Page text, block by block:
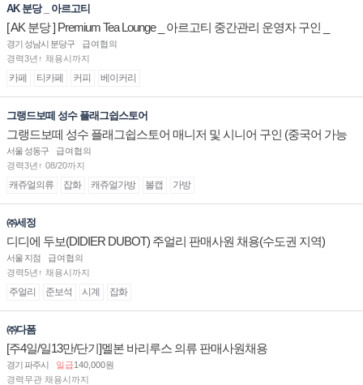
AK 분당 _ 아르고티
[ AK 분당 ] Premium Tea Lounge _ 아르고티 중간관리 운영자 구인 _
경기 성남시 분당구
급여협의
경력3년↑ 채용시까지
카페 티카페 커피 베이커리
그랭드보떼 성수 플래그쉽스토어
그랭드보떼 성수 플래그쉽스토어 매니저 및 시니어 구인 (중국어 가능
자)
서울 성동구
급여협의
경력3년↑ 08/20까지
캐쥬얼의류 잡화 캐쥬얼가방 볼캡 가방
㈜세정
디디에 두보(DIDIER DUBOT) 주얼리 판매사원 채용(수도권 지역)
서울 지점
급여협의
경력5년↑ 채용시까지
주얼리 준보석 시계 잡화
㈜다폼
[주4일/일13만/단기]멜본 바리루스 의류 판매사원채용
경기 파주시 일급140,000원
경력무관 채용시까지